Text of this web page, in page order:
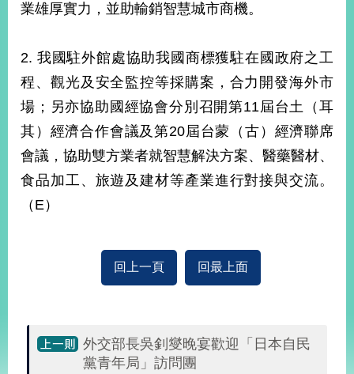
業雄厚實力，並助輸銷智慧城市商機。
2. 我國駐外館處協助我國商標獲駐在國政府之工
程、觀光及安全監控等採購案，合力開發海外市
場；另亦協助國經協會分別召開第11屆台土（耳
其）經濟合作會議及第20屆台蒙（古）經濟聯席
會議，協助雙方業者就智慧解決方案、醫藥醫材、
食品加工、旅遊及建材等產業進行對接與交流。
（E）
回上一頁 回最上面
外交部長吳釗燮晚宴歡迎「日本自民
黨青年局」訪問團